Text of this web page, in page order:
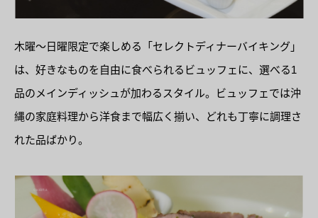
木曜〜日曜限定で楽しめる「セレクトディナーバイキング」
は、好きなものを自由に食べられるビュッフェに、選べる1
品のメインディッシュが加わるスタイル。ビュッフェでは沖
縄の家庭料理から洋食まで幅広く揃い、どれも丁寧に調理さ
れた品ばかり。